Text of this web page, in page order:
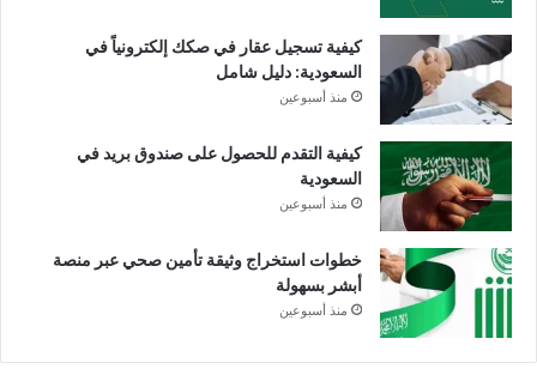
كيفية تسجيل عقار في صكك إلكترونياً في
السعودية: دليل شامل
منذ أسبوعين
كيفية التقدم للحصول على صندوق بريد في
السعودية
منذ أسبوعين
خطوات استخراج وثيقة تأمين صحي عبر منصة
أبشر بسهولة
منذ أسبوعين